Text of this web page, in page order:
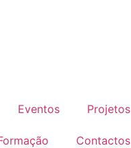
Eventos Projetos
Contactos